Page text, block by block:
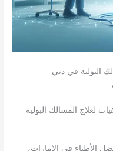
البولية في دبي
لعلاج المسالك البولية
الأطباء في الإمارات،